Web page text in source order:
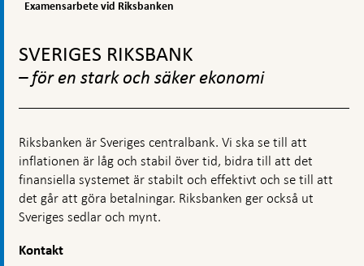
och
Examensarbete vid Riksbanken
toppnavigation
SVERIGES RIKSBANK
– för en stark och säker ekonomi
Riksbanken är Sveriges centralbank. Vi ska se till att
inflationen är låg och stabil över tid, bidra till att det
finansiella systemet är stabilt och effektivt och se till att
det går att göra betalningar. Riksbanken ger också ut
Sveriges sedlar och mynt.
Kontakt